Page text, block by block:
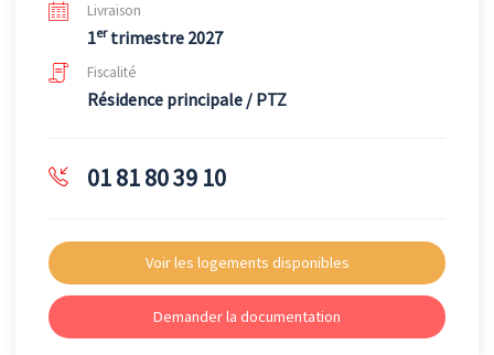
Livraison
1ertrimestre 2027
Fiscalité
Résidence principale / PTZ
01 81 80 39 10
Voir les logements disponibles
Demander la documentation